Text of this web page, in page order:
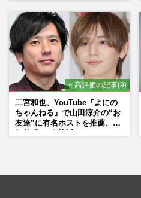
⭐ 高評価の記事(9)
二宮和也、YouTube『よにの
ちゃんねる』で山田涼介の“お
友達”に有名ホストを推薦、歌